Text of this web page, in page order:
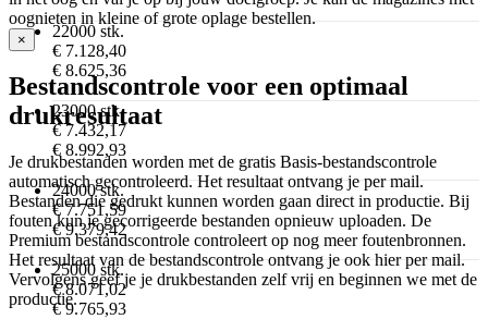
22000 stk.
€ 7.128,40
€ 8.625,36
23000 stk.
€ 7.432,17
€ 8.992,93
24000 stk.
€ 7.751,59
€ 9.379,42
25000 stk.
€ 8.071,02
€ 9.765,93
oognieten in kleine of grote oplage bestellen.
×
Bestandscontrole voor een optimaal
drukresultaat
Je drukbestanden worden met de gratis Basis-bestandscontrole
automatisch gecontroleerd. Het resultaat ontvang je per mail.
Bestanden die gedrukt kunnen worden gaan direct in productie. Bij
fouten kun je gecorrigeerde bestanden opnieuw uploaden. De
Premium bestandscontrole controleert op nog meer foutenbronnen.
Het resultaat van de bestandscontrole ontvang je ook hier per mail.
Vervolgens geef je je drukbestanden zelf vrij en beginnen we met de
productie.